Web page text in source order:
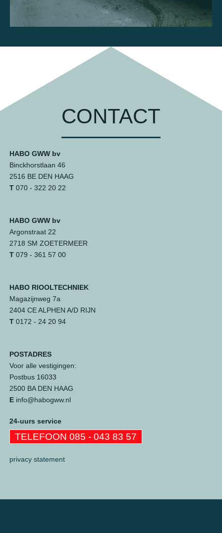
CONTACT
HABO GWW bv
Binckhorstlaan 46
2516 BE DEN HAAG
T070 - 322 20 22
HABO GWW bv
Argonstraat 22
2718 SM ZOETERMEER
T079 - 361 57 00
HABO RIOOLTECHNIEK
Magazijnweg 7a
2404 CE ALPHEN A/D RIJN
T0172 - 24 20 94
POSTADRES
Voor alle vestigingen:
Postbus 16033
2500 BA DEN HAAG
Einfo@habogww.nl
24-uurs service
TELEFOON 085 - 043 83 57
privacy statement